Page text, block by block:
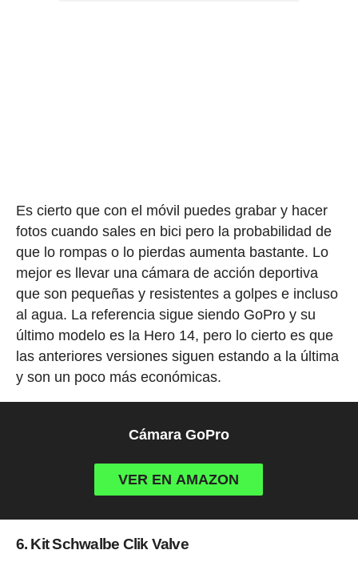
Es cierto que con el móvil puedes grabar y hacer
fotos cuando sales en bici pero la probabilidad de
que lo rompas o lo pierdas aumenta bastante. Lo
mejor es llevar una cámara de acción deportiva
que son pequeñas y resistentes a golpes e incluso
al agua. La referencia sigue siendo GoPro y su
último modelo es la Hero 14, pero lo cierto es que
las anteriores versiones siguen estando a la última
y son un poco más económicas.
Cámara GoPro
VER EN AMAZON
6. Kit Schwalbe Clik Valve